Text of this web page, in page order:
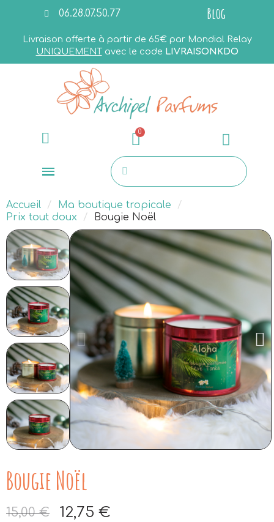
06.28.07.50.77 Blog
Livraison offerte à partir de 65€ par Mondial Relay
UNIQUEMENTavec le code LIVRAISONKDO
Accueil
Ma boutique tropicale
Prix tout doux
Bougie Noël
Bougie Noël
15,00 € 12,75 €